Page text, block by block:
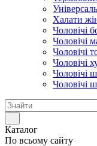
Халати
Чоловічі
Чоловічі
Чоловічі
Чоловічі
Чоловічі
Чоловічі
Каталог
По всьому сайту